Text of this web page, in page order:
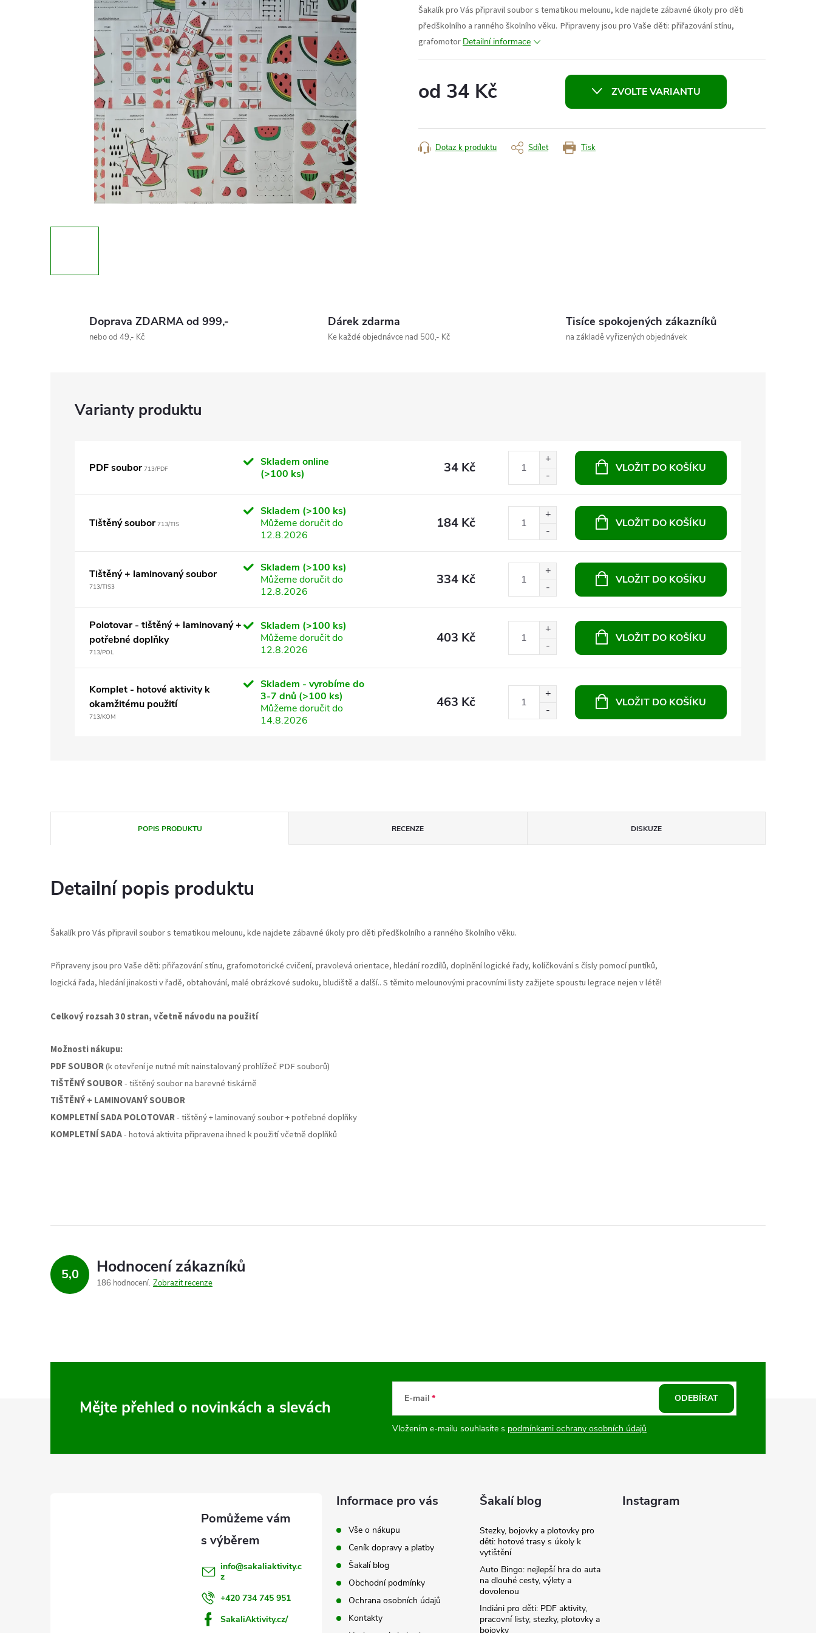
Šakalík pro Vás připravil soubor s tematikou melounu, kde najdete zábavné úkoly pro děti
předškolního a ranného školního věku. Připraveny jsou pro Vaše děti: přiřazování stínu,
grafomotor Detailní informace
od 34 Kč ZVOLTE VARIANTU
Tisk
Dotaz k produktu Sdílet
Doprava ZDARMA od 999,-
nebo od 49,- Kč
Dárek zdarma
Ke každé objednávce nad 500,- Kč
Tisíce spokojených zákazníků
na základě vyřizených objednávek
PDF soubor713/PDF
Skladem online
(>100 ks)
34 Kč VLOŽIT DO KOŠÍKU
Tištěný soubor713/TIS
Skladem (>100 ks)
Můžeme doručit do
12.8.2026
184 Kč VLOŽIT DO KOŠÍKU
Tištěný + laminovaný soubor
713/TIS3
Skladem (>100 ks)
Můžeme doručit do
12.8.2026
334 Kč VLOŽIT DO KOŠÍKU
Polotovar - tištěný + laminovaný +
potřebné doplňky
713/POL
Skladem (>100 ks)
Můžeme doručit do
12.8.2026
403 Kč VLOŽIT DO KOŠÍKU
Komplet - hotové aktivity k
okamžitému použití
713/KOM
Skladem - vyrobíme do
3-7 dnů (>100 ks)
Můžeme doručit do
14.8.2026
463 Kč VLOŽIT DO KOŠÍKU
POPIS PRODUKTU RECENZE DISKUZE
Detailní popis produktu
Šakalík pro Vás připravil soubor s tematikou melounu, kde najdete zábavné úkoly pro děti předškolního a ranného školního věku.
Připraveny jsou pro Vaše děti: přiřazování stínu, grafomotorické cvičení, pravolevá orientace, hledání rozdílů, doplnění logické řady, kolíčkování s čísly pomocí puntíků,
logická řada, hledání jinakosti v řadě, obtahování, malé obrázkové sudoku, bludiště a další.. S těmito melounovými pracovními listy zažijete spoustu legrace nejen v létě!
Celkový rozsah 30 stran, včetně návodu na použití
Možnosti nákupu:
PDF SOUBOR(k otevření je nutné mít nainstalovaný prohlížeč PDF souborů)
TIŠTĚNÝ SOUBOR- tištěný soubor na barevné tiskárně
TIŠTĚNÝ + LAMINOVANÝ SOUBOR
KOMPLETNÍ SADA POLOTOVAR- tištěný + laminovaný soubor + potřebné doplňky
KOMPLETNÍ SADA- hotová aktivita připravena ihned k použití včetně doplňků
5,0 Hodnocení zákazníků
186 hodnocení Zobrazit recenze
Mějte přehled o novinkách a slevách E-mail
Vložením e-mailu souhlasíte s podmínkami ochrany osobních údajů
ODEBÍRAT
info@sakaliaktivity.c
z
+420 734 745 951
SakaliAktivity.cz/
Informace pro vás
Vše o nákupu
Ceník dopravy a platby
Šakalí blog
Obchodní podmínky
Ochrana osobních údajů
Kontakty
Šakalí blog
Stezky, bojovky a plotovky pro
děti: hotové trasy s úkoly k
vytištění
Auto Bingo: nejlepší hra do auta
na dlouhé cesty, výlety a
dovolenou
Indiáni pro děti: PDF aktivity,
pracovní listy, stezky, plotovky a
bojovky
Instagram